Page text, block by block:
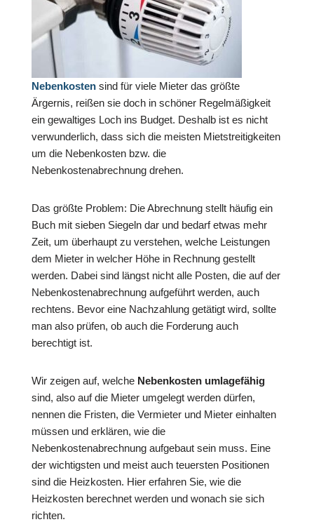
Nebenkosten sind für viele Mieter das größte
Ärgernis, reißen sie doch in schöner Regelmäßigkeit
ein gewaltiges Loch ins Budget. Deshalb ist es nicht
verwunderlich, dass sich die meisten Mietstreitigkeiten
um die Nebenkosten bzw. die
Nebenkostenabrechnung drehen.
Das größte Problem: Die Abrechnung stellt häufig ein
Buch mit sieben Siegeln dar und bedarf etwas mehr
Zeit, um überhaupt zu verstehen, welche Leistungen
dem Mieter in welcher Höhe in Rechnung gestellt
werden. Dabei sind längst nicht alle Posten, die auf der
Nebenkostenabrechnung aufgeführt werden, auch
rechtens. Bevor eine Nachzahlung getätigt wird, sollte
man also prüfen, ob auch die Forderung auch
berechtigt ist.
Wir zeigen auf, welche Nebenkosten umlagefähig
sind, also auf die Mieter umgelegt werden dürfen,
nennen die Fristen, die Vermieter und Mieter einhalten
müssen und erklären, wie die
Nebenkostenabrechnung aufgebaut sein muss. Eine
der wichtigsten und meist auch teuersten Positionen
sind die Heizkosten. Hier erfahren Sie, wie die
Heizkosten berechnet werden und wonach sie sich
richten.